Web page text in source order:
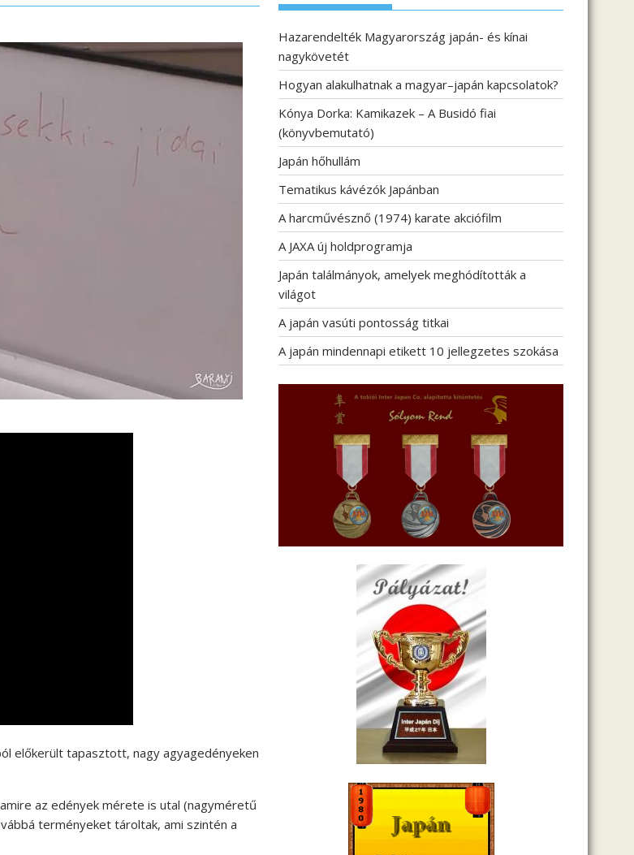
előkerült tapasztott, nagy agyagedényeken
az edények mérete is utal (nagyméretű
terményeket tároltak, ami szintén a
Hazarendelték Magyarország japán- és kínai
nagykövetét
Hogyan alakulhatnak a magyar–japán kapcsolatok?
Kónya Dorka: Kamikazek – A Busidó fiai
(könyvbemutató)
Japán hőhullám
Tematikus kávézók Japánban
A harcművésznő (1974) karate akciófilm
A JAXA új holdprogramja
Japán találmányok, amelyek meghódították a
világot
A japán vasúti pontosság titkai
A japán mindennapi etikett 10 jellegzetes szokása